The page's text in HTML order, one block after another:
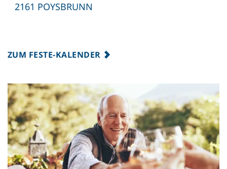
2161 POYSBRUNN
ZUM FESTE-KALENDER